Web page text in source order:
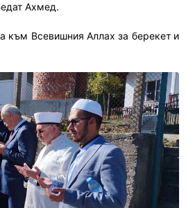
Ахмед.
към Всевишния Аллах за берекет и